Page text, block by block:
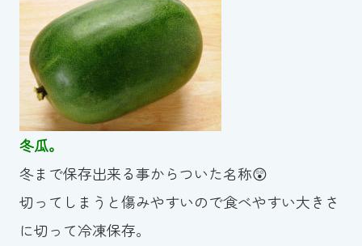
冬瓜。
冬まで保存出来る事からついた名称😲
切ってしまうと傷みやすいので食べやすい大きさ
に切って冷凍保存。